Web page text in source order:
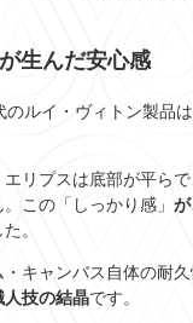
生んだ安心感
のルイ・ヴィトン製品
エリプスは底部が平ら
この「しっかり感」
。
・キャンバス自体の耐
人技の結晶です。